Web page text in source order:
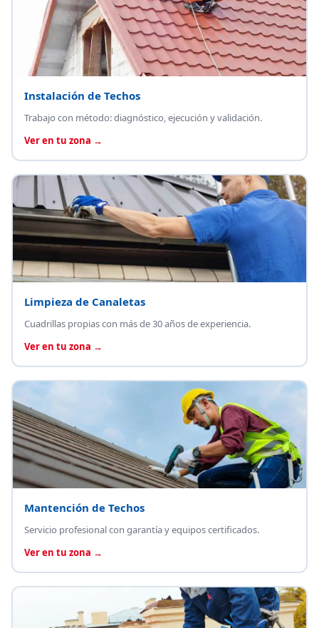
Instalación de Techos
Trabajo con método: diagnóstico, ejecución y validación.
Ver en tu zona →
Limpieza de Canaletas
Cuadrillas propias con más de 30 años de experiencia.
Ver en tu zona →
Mantención de Techos
Servicio profesional con garantía y equipos certificados.
Ver en tu zona →